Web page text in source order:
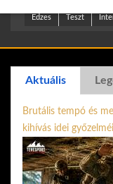
Edzes Teszt
Aktuális
Brutális tempó és
kihívás idei